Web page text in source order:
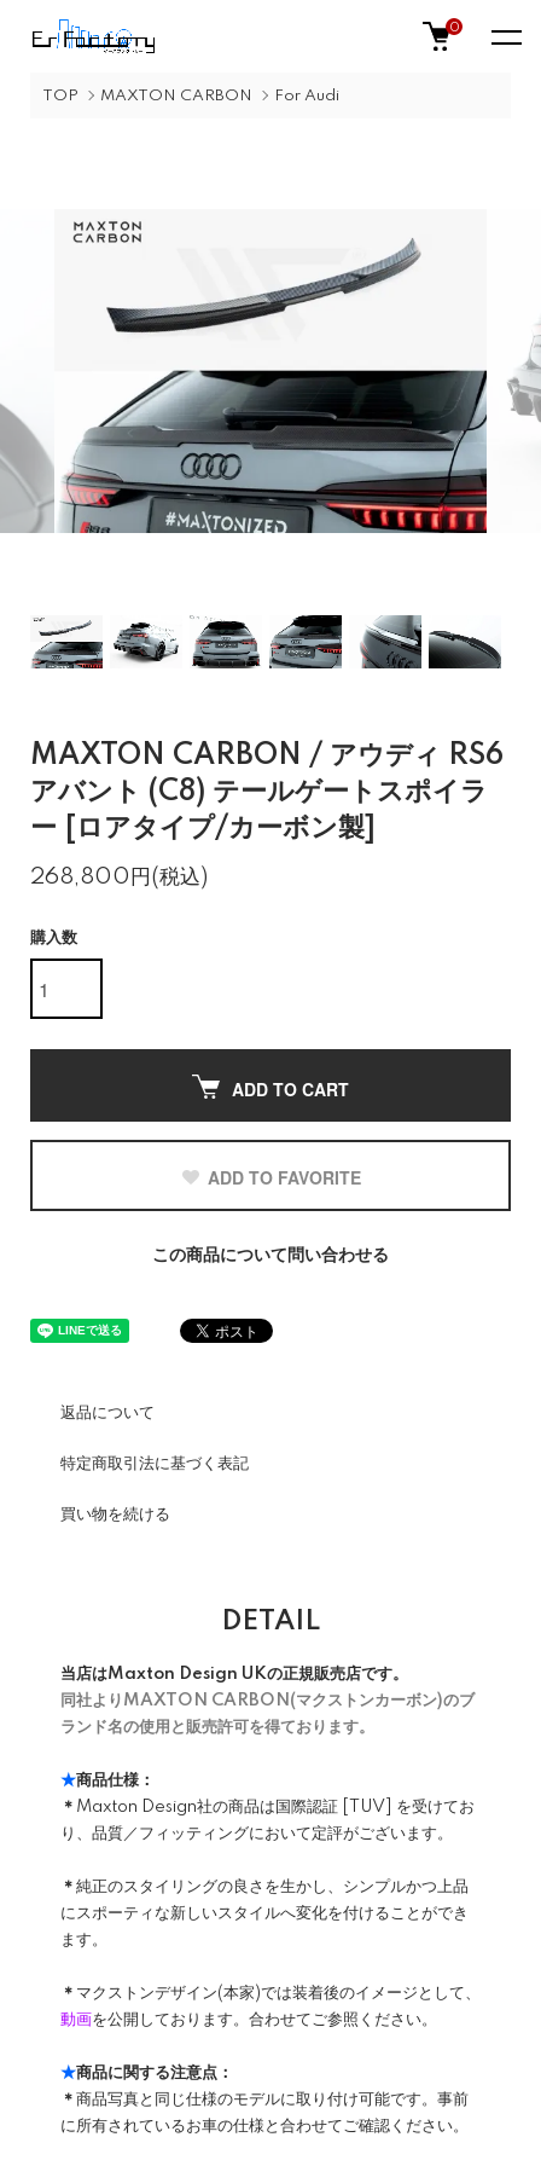
0
TOP MAXTON CARBON For Audi
MAXTON CARBON / アウディ RS6
アバント (C8) テールゲートスポイラ
ー [ロアタイプ/カーボン製]
268,800円(税込)
購入数
ADD TO CART
ADD TO FAVORITE
この商品について問い合わせる
返品について
特定商取引法に基づく表記
買い物を続ける
DETAIL
当店はMaxton Design UKの正規販売店です。
同社よりMAXTON CARBON(マクストンカーボン)のブ
ランド名の使用と販売許可を得ております。
★商品仕様：
＊ Maxton Design社の商品は国際認証 [TUV] を受けてお
り、品質／フィッティングにおいて定評がございます。
＊ 純正のスタイリングの良さを生かし、シンプルかつ上品
にスポーティな新しいスタイルへ変化を付けることができ
ます。
＊ マクストンデザイン(本家)では装着後のイメージとして、
動画を公開しております。合わせてご参照ください。
★商品に関する注意点：
＊ 商品写真と同じ仕様のモデルに取り付け可能です。事前
に所有されているお車の仕様と合わせてご確認ください。